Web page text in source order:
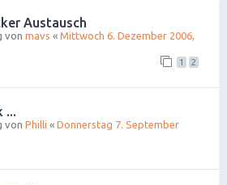
Austausch
von mavs « Mittwoch 6. Dezember 2006,
1 2
...
von Philli « Donnerstag 7. September